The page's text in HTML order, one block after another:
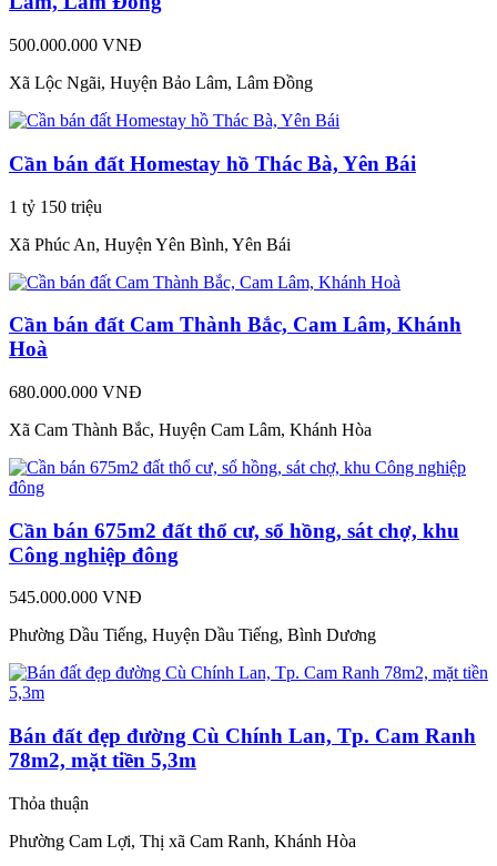
500.000.000 VNĐ
Xã Lộc Ngãi, Huyện Bảo Lâm, Lâm Đồng
Cần bán đất Homestay hồ Thác Bà, Yên Bái
1 tỷ 150 triệu
Xã Phúc An, Huyện Yên Bình, Yên Bái
Cần bán đất Cam Thành Bắc, Cam Lâm, Khánh
Hoà
680.000.000 VNĐ
Xã Cam Thành Bắc, Huyện Cam Lâm, Khánh Hòa
Cần bán 675m2 đất thổ cư, sổ hồng, sát chợ, khu
Công nghiệp đông
545.000.000 VNĐ
Phường Dầu Tiếng, Huyện Dầu Tiếng, Bình Dương
Bán đất đẹp đường Cù Chính Lan, Tp. Cam Ranh
78m2, mặt tiền 5,3m
Thỏa thuận
Phường Cam Lợi, Thị xã Cam Ranh, Khánh Hòa